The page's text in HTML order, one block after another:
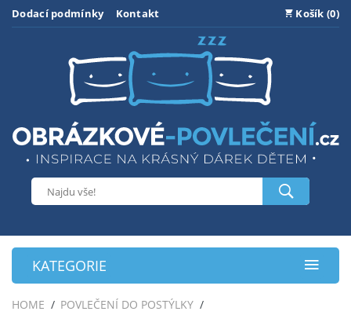
Dodací podmínky Kontakt Košík (0)
KATEGORIE
HOME
POVLEČENÍ DO POSTÝLKY